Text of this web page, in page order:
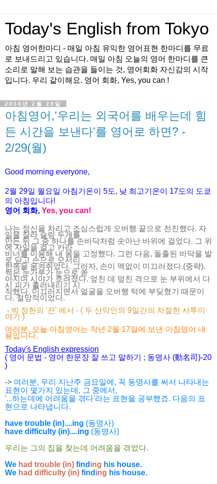
Today's English from Tokyo
아침 영어한마디 - 매일 아침 유익한 영어표현 한마디를 무료
로 보내드리고 있습니다. 매일 아침 오늘의 영어 한마디를 큰
소리로 말해 보는 습관을 들이는 것, 영어회화 자신감의 시작
입니다. 우리 같이해요. 영어 회화, Yes, you can !
2016년 2월 29일
아침영어,'우리는 외국어를 배우는데 힘
든 시간을 보낸다'를 영어로 하면? -
2/29(월)
Good morning everyone,
2월 29일 월 요일 아침기온이 5도, 낮 최고기온이
17도의 도쿄
의 아침입니다!
영어 회화, Yes, you can!
나는 정신을 차리고 조심스럽게 오버행 끝으로 전진했다. 자
일을 잘라 슬링 두개를
만든 뒤 그 중 하나를 손바닥처럼 솟아난 바위에 걸었다. 그 위
에 자일을 걸고 카라
비너를 이용해 내 몸을 고정했다. 그런 다음, 돌출된 바닥을 발
로 딛고 손으로 모서리
한쪽을 움켜쥐었다. 그러자, 손이 맥없이 미끄러졌다.(중략).
썩은 눈가루가 눈으로 쏟
아지며 시야가 흐려졌다. 엎친 데 덮친 격으로 눈 부위에서 다
시 피가 흘러내리기 시
작했다. 미끄러지면서 얼굴을 오버행 턱에 부딪혔기 때문이
다. 절망적이었다.
- 박 정헌의 '끈' 에서 - ( 두 산악인의 9일간의 처절한 사투이
야기 )
여러분, 오늘 아침영어는 작년 2월 17일에 보낸 아침영어 내
용입니다.
Today's English expression
( 영어 문법 - 영어 한문장 잘 쓰고 말하기 ; 동명사 (動名司)-20
)
-> 여러분, 우리 지난주 금요일에, 꼭 동명사를 써서 나타내는
표현이 몇가지 있는데, 그 중에서,
'...하는데에 어려움을 겪다'라는 표현을 공부했죠. 다음의 표
현으로 나타냅니다.
have trouble (in)....ing (동명사)
have difficulty (in)....ing (동명사)
우리는 그의 집을 찾는데 어려움을 겪었다.
We had trouble (in) find ing his house.
We had difficulty (in) find ing his house.